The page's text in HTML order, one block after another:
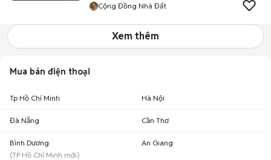
Cộng Đồng Nhà Đất
Xem thêm
Mua bán điện thoại
Tp Hồ Chí Minh Hà Nội
Đà Nẵng Cần Thơ
Bình Dương
(TP Hồ Chí Minh mới)
An Giang